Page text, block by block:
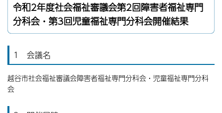
令和2年度社会福祉審議会第2回障害者福祉専門
分科会・第3回児童福祉専門分科会開催結果
1 会議名
越谷市社会福祉審議会障害者福祉専門分科会・児童福祉専門分科
会